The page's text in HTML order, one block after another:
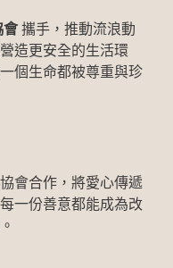
會攜手，推動流浪動
造更安全的生活環
個生命都被尊重與珍
會合作，將愛心傳遞
一份善意都能成為改